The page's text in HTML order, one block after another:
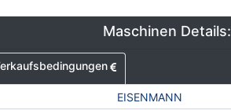
Maschinen Details:
EISENMANN